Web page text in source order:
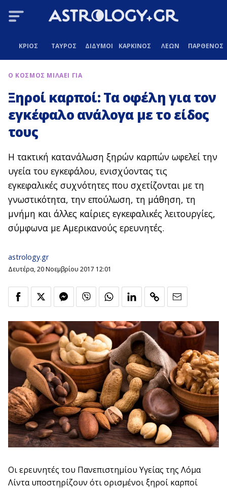
ΚΡΙΟΣ ΤΑΥΡΟΣ ΔΙΔΥΜΟΙ ΚΑΡΚΙΝΟΣ ΛΕΩΝ ΠΑΡΘΕΝΟΣ
Ο ΚΟΣΜΟΣ ΜΙΛΑΕΙ ΓΙΑ
Ξηροί καρποί: Τα οφέλη για τον
εγκέφαλο ανάλογα με το είδος
τους
Η τακτική κατανάλωση ξηρών καρπών ωφελεί την
υγεία του εγκεφάλου, ενισχύοντας τις
εγκεφαλικές συχνότητες που σχετίζονται με τη
γνωστικότητα, την επούλωση, τη μάθηση, τη
μνήμη και άλλες καίριες εγκεφαλικές λειτουργίες,
σύμφωνα με Αμερικανούς ερευνητές.
astrology.gr
Δευτέρα, 20 Νοεμβρίου 2017 12:01
Οι ερευνητές του Πανεπιστημίου Υγείας της Λόμα
Λίντα υποστηρίζουν ότι ορισμένοι ξηροί καρποί